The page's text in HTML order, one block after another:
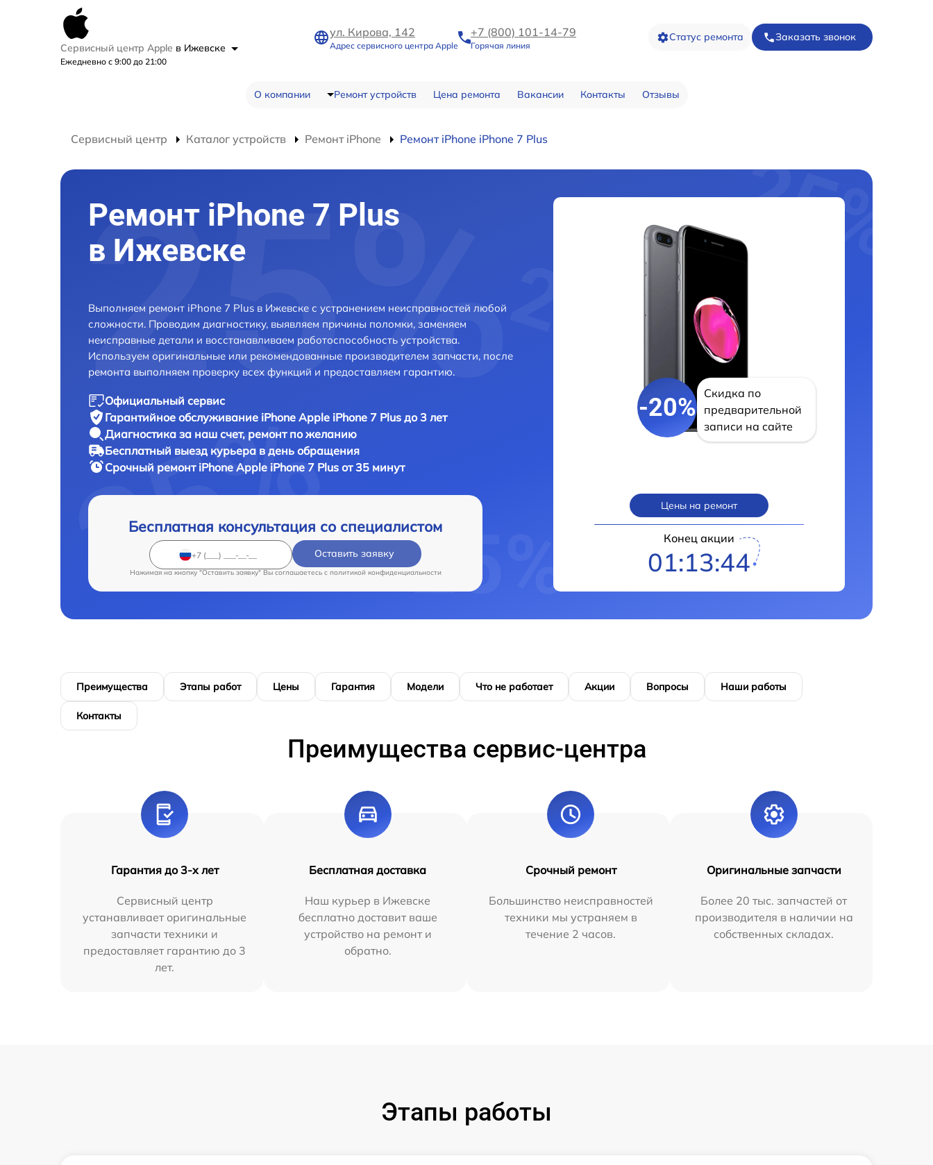
Сервисный центр Apple в Ижевске
Ежедневно с 9:00 до 21:00
ул. Кирова, 142
Адрес сервисного центра Apple
+7 (800) 101-14-79
Горячая линия
Статус ремонта Заказать звонок
О компании Ремонт устройств Цена ремонта Вакансии Контакты Отзывы
Сервисный центр Каталог устройств Ремонт iPhone Ремонт iPhone iPhone 7 Plus
Ремонт iPhone 7 Plus
в Ижевске
Выполняем ремонт iPhone 7 Plus в Ижевске с устранением неисправностей любой
сложности. Проводим диагностику, выявляем причины поломки, заменяем
неисправные детали и восстанавливаем работоспособность устройства.
Используем оригинальные или рекомендованные производителем запчасти, после
ремонта выполняем проверку всех функций и предоставляем гарантию.
Официальный сервис
Гарантийное обслуживание iPhone Apple iPhone 7 Plus до 3 лет
Диагностика за наш счет, ремонт по желанию
Бесплатный выезд курьера в день обращения
Срочный ремонт iPhone Apple iPhone 7 Plus от 35 минут
Бесплатная консультация со специалистом
Оставить заявку
Нажимая на кнопку "Оставить заявку" Вы соглашаетесь c политикой конфиденциальности
-20%
Скидка по
предварительной
записи на сайте
Цены на ремонт
Конец акции
01:13:43
Преимущества Этапы работ Цены Гарантия Модели Что не работает Акции Вопросы Наши работы
Контакты
Преимущества сервис-центра
Гарантия до 3-х лет
Сервисный центр
устанавливает оригинальные
запчасти техники и
предоставляет гарантию до 3
лет.
Бесплатная доставка
Наш курьер в Ижевске
бесплатно доставит ваше
устройство на ремонт и
обратно.
Срочный ремонт
Большинство неисправностей
техники мы устраняем в
течение 2 часов.
Оригинальные запчасти
Более 20 тыс. запчастей от
производителя в наличии на
собственных складах.
Этапы работы